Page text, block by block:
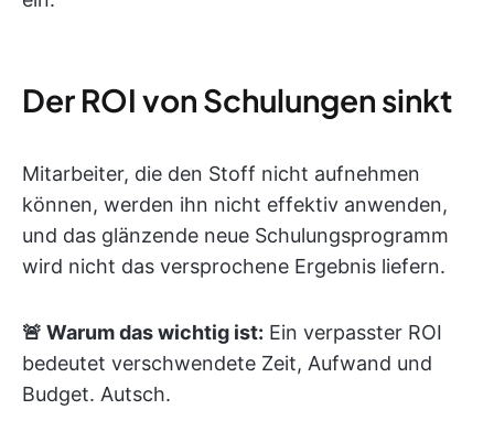
Der ROI von Schulungen sinkt
Mitarbeiter, die den Stoff nicht aufnehmen
können, werden ihn nicht effektiv anwenden,
und das glänzende neue Schulungsprogramm
wird nicht das versprochene Ergebnis liefern.
🚨 Warum das wichtig ist: Ein verpasster ROI
bedeutet verschwendete Zeit, Aufwand und
Budget. Autsch.